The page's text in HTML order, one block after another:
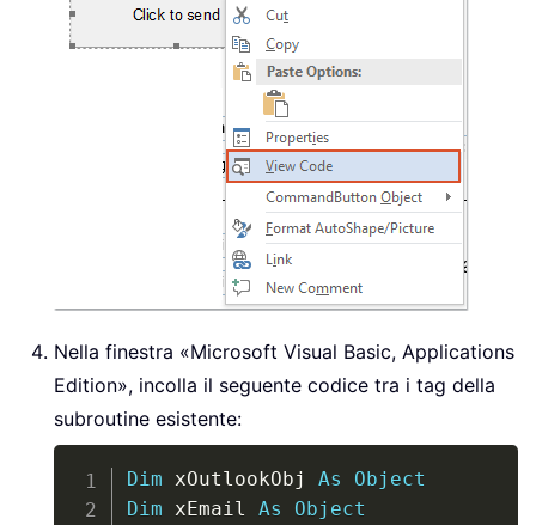
Nella finestra «Microsoft Visual Basic, Applications
Edition», incolla il seguente codice tra i tag della
subroutine esistente:
Dim xOutlookObj As
Object
Dim xEmail As
Object